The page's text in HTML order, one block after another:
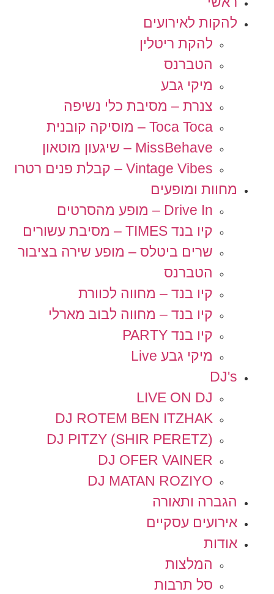
להקות לאירועים
להקת ריטלין
הטברנס
מיקי גבע
צנרת – מסיבת כלי נשיפה
Toca Toca – מוסיקה קובנית
MissBehave – שיגעון מוטאון
Vintage Vibes – קבלת פנים רטרו
מחוות ומופעים
Drive In – מופע מהסרטים
קיו בנד TIMES – מסיבת עשורים
שרים ביטלס – מופע שירה בציבור
הטברנס
קיו בנד – מחווה לכוורת
קיו בנד – מחווה לבוב מארלי
קיו בנד PARTY
מיקי גבע Live
DJ's
LIVE ON DJ
DJ ROTEM BEN ITZHAK
DJ PITZY (SHIR PERETZ)
DJ OFER VAINER
DJ MATAN ROZIYO
הגברה ותאורה
אירועים עסקיים
אודות
המלצות
סל תרבות